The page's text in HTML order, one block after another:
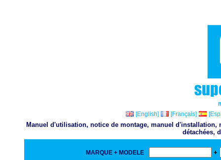
[English]
[Français]
Manuel d'utilisation, notice de montage, manuel
détachées,
MARQUE + MODELE +